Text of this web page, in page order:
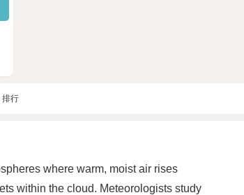
排行
where warm, moist air rises
within the cloud. Meteorologists study